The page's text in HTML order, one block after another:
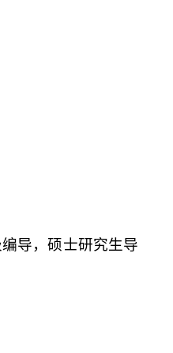
导，硕士研究生导